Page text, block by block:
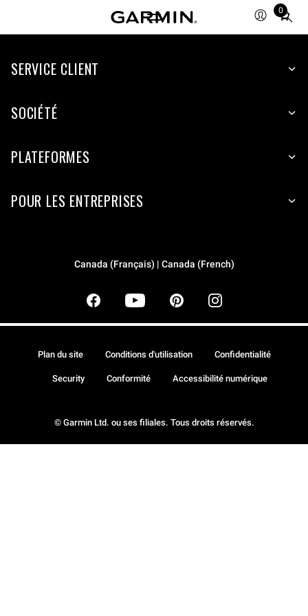
0
Total
items
cart:
SERVICE CLIENT
SOCIÉTÉ
PLATEFORMES
POUR LES ENTREPRISES
Canada (Français) | Canada (French)
© Garmin Ltd. ou ses filiales. Tous droits réservés.
Plan du site Conditions d'utilisation Confidentialité
Security Conformité Accessibilité numérique